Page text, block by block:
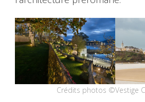
Crédits photos ©Vestige